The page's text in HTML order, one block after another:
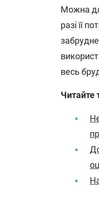
Можна
разі її
весь
Читайте